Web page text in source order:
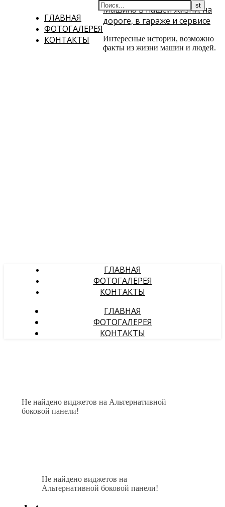
ГЛАВНАЯ
ФОТОГАЛЕРЕЯ
КОНТАКТЫ
Машина в нашей жизни: на
дороге, в гараже и сервисе
Интересные истории, возможно
факты из жизни машин и людей.
ГЛАВНАЯ
ФОТОГАЛЕРЕЯ
КОНТАКТЫ
ГЛАВНАЯ
ФОТОГАЛЕРЕЯ
КОНТАКТЫ
Не найдено виджетов на Альтернативной
боковой панели!
Не найдено виджетов на
Альтернативной боковой панели!